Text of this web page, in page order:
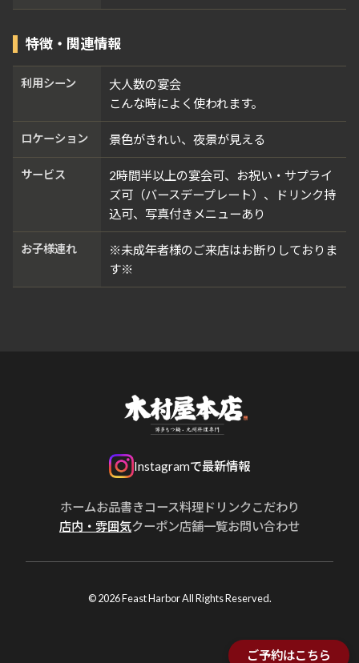
特徴・関連情報
利用シーン
大人数の宴会
こんな時によく使われます。
ロケーション 景色がきれい、夜景が見える
サービス
2時間半以上の宴会可、お祝い・サプライ
ズ可（バースデープレート）、ドリンク持
込可、写真付きメニューあり
お子様連れ
※未成年者様のご来店はお断りしておりま
す※
Instagramで最新情報
ホームお品書き コース料理ドリンクこだわり
店内・雰囲気クーポン店舗一覧お問い合わせ
© 2026 Feast Harbor All Rights Reserved.
ご予約はこちら